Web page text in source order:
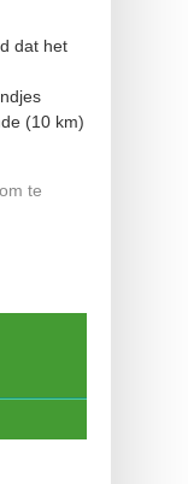
dat het
(10 km)
te